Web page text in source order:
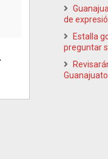
de
Estalla
preguntar
Guanajuato